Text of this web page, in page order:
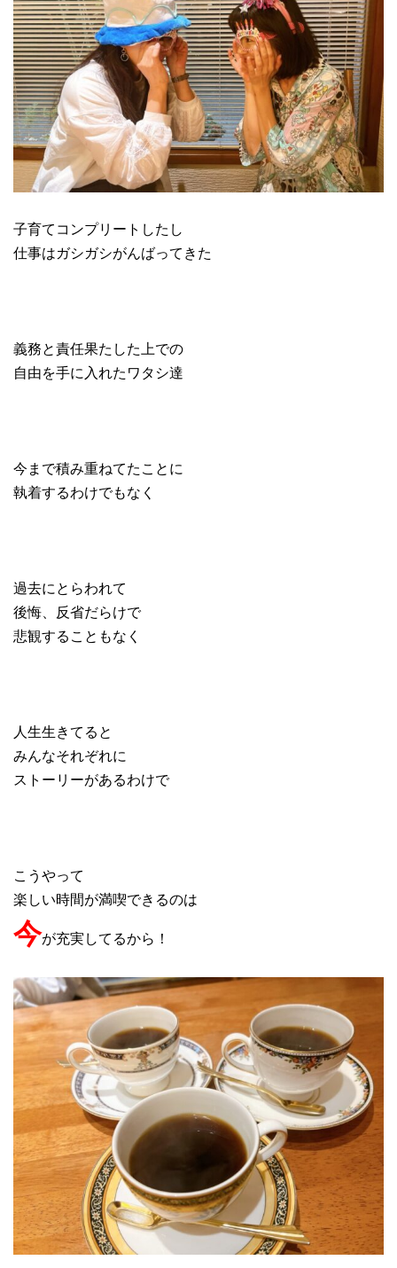
子育てコンプリートしたし
仕事はガシガシがんばってきた
義務と責任果たした上での
自由を手に入れたワタシ達
今まで積み重ねてたことに
執着するわけでもなく
過去にとらわれて
後悔、反省だらけで
悲観することもなく
人生生きてると
みんなそれぞれに
ストーリーがあるわけで
こうやって
楽しい時間が満喫できるのは
今が充実してるから！